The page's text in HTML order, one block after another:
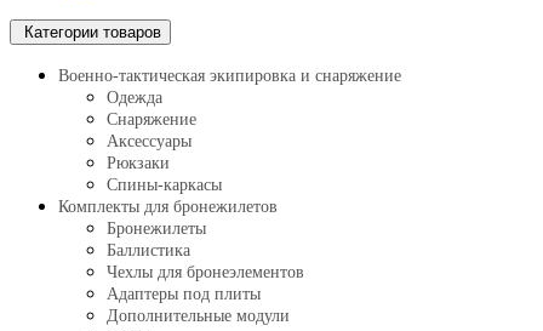
Категории товаров
Военно-тактическая экипировка и снаряжение
Одежда
Снаряжение
Аксессуары
Рюкзаки
Спины-каркасы
Комплекты для бронежилетов
Бронежилеты
Баллистика
Чехлы для бронеэлементов
Адаптеры под плиты
Дополнительные модули